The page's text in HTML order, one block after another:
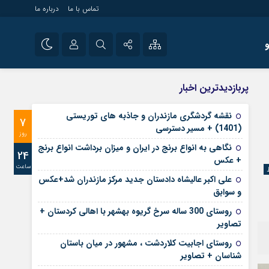
تماس با ما درباره ما
آپارات
رمز عبور
مرا به خاطر بسپار
راه اندازی سایت و
سایت های خبری و
پربازدیدترین اخبار
7
روز
24
ساعت
نقشه گردشگری مازندران و جاذبه های توریستی
(1401) + مسیر دسترسی
نگاهی به انواع برنج در ایران و میزان برداشت انواع برنج
+ عکس
علی‌ اکبر عالیشاه دادستان جدید مرکز مازندران شد+عکس
و سوابق
روستای 300 ساله سرخ ‌گریوه بهشهر با اهالی کردستان +
تصاویر
روستای اجابیت کلاردشت ، مشهور در میان باستان
شناسان + تصاویر